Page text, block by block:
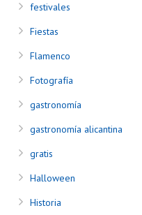
festivales
Fiestas
Flamenco
Fotografía
gastronomía
gastronomía alicantina
gratis
Halloween
Historia